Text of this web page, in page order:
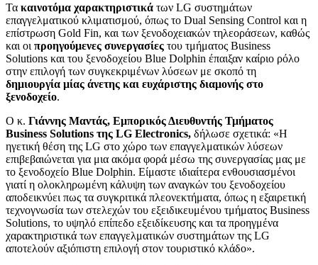
Τα καινοτόμα χαρακτηριστικά των LG συστημάτων
επαγγελματικού κλιματισμού, όπως το Dual Sensing Control και η
επίστρωση Gold Fin, και των ξενοδοχειακών τηλεοράσεων, καθώς
και οι προηγούμενες συνεργασίες του τμήματος Business
Solutions και του ξενοδοχείου Blue Dolphin έπαιξαν καίριο ρόλο
στην επιλογή των συγκεκριμένων λύσεων με σκοπό τη
δημιουργία μίας άνετης και ευχάριστης διαμονής στο
ξενοδοχείο.
Ο κ. Γιάννης Μαντάς, Εμπορικός Διευθυντής Τμήματος
Business Solutions της LG Electronics, δήλωσε σχετικά: «H
ηγετική θέση της LG στο χώρο των επαγγελματικών λύσεων
επιβεβαιώνεται για μια ακόμα φορά μέσω της συνεργασίας μας με
το ξενοδοχείο Blue Dolphin. Είμαστε ιδιαίτερα ενθουσιασμένοι
γιατί η ολοκληρωμένη κάλυψη των αναγκών του ξενοδοχείου
αποδεικνύει πως τα συγκριτικά πλεονεκτήματα, όπως η εξαιρετική
τεχνογνωσία των στελεχών του εξειδικευμένου τμήματος Business
Solutions, το υψηλό επίπεδο εξειδίκευσης και τα προηγμένα
χαρακτηριστικά των επαγγελματικών συστημάτων της LG
αποτελούν αξιόπιστη επιλογή στον τουριστικό κλάδο».